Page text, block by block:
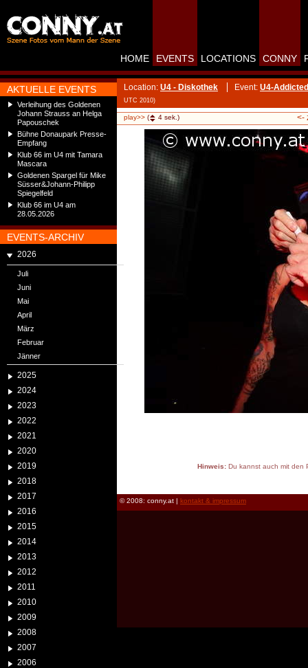
AKTUELLE EVENTS
Verleihung des Goldenen
Johann Strauss an Helga
Papouschek
Bühne Donaupark Presse-
Empfang
Klub 66 im U4 mit Tamara
Mascara
Goldenen Spargel für Mike
Süsser&Johann-Philipp
Spiegelfeld
Klub 66 im U4 am
28.05.2026
EVENTS-ARCHIV
2026
Juli
Juni
Mai
April
März
Februar
Jänner
2025
2024
2023
2022
2021
2020
2019
2018
2017
2016
2015
2014
2013
2012
2011
2010
2009
2008
2007
2006
HOME EVENTS LOCATIONS CONNY
Location: U4 - Diskothek Event: U4-
UTC 2010)
play>> ( 4 sek.) <-
Hinweis:Du kannst auch mit den
© 2008: conny.at | kontakt & impressum